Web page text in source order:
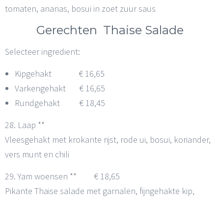
tomaten, ananas, bosui in zoet zuur saus
Gerechten Thaise Salade
Selecteer ingredient:
Kipgehakt € 16,65
Varkengehakt € 16,65
Rundgehakt € 18,45
28. Laap **
Vleesgehakt met krokante rijst, rode ui, bosui, koriander,
vers munt en chili
29. Yam woensen ** € 18,65
Pikante Thaise salade met garnalen, fijngehakte kip,